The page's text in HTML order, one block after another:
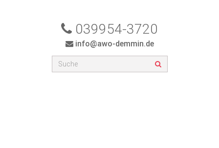
039954-3720
info@awo-demmin.de